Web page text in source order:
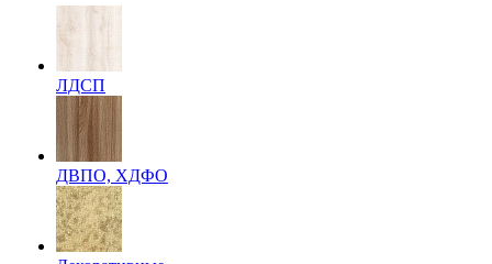
ЛДСП
ДВПО, ХДФО